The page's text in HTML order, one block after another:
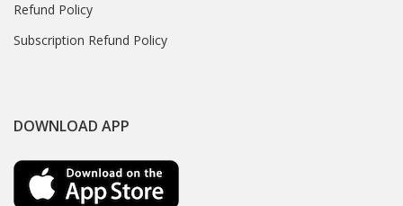
Refund Policy
Subscription Refund Policy
DOWNLOAD APP